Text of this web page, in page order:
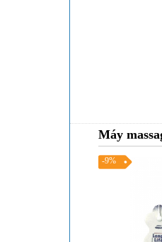
Máy
-9%